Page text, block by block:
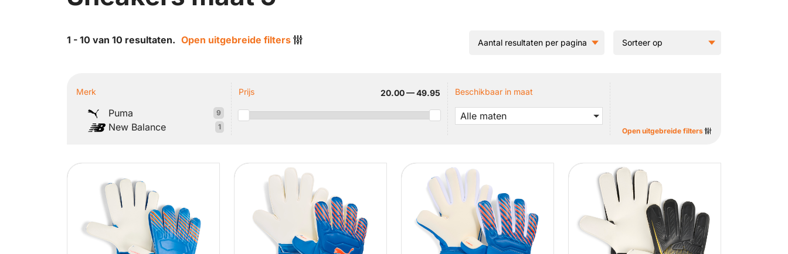
1 - 10 van 10 resultaten. Open uitgebreide filters
Merk
Puma 9
New Balance 1
Prijs 20.00 — 49.95 Beschikbaar in maat
Alle maten
Open uitgebreide filters